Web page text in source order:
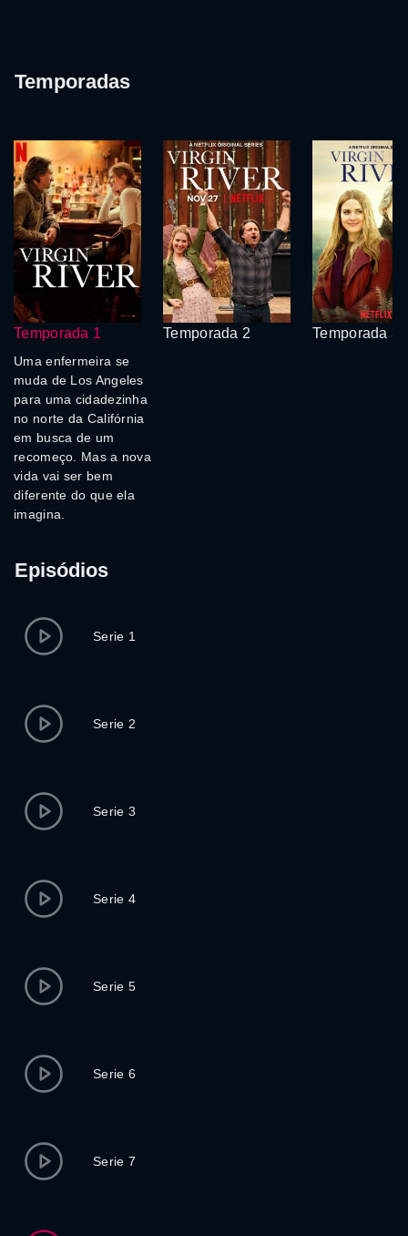
Temporadas
Temporada 1
Uma enfermeira se
muda de Los Angeles
para uma cidadezinha
no norte da Califórnia
em busca de um
recomeço. Mas a nova
vida vai ser bem
diferente do que ela
imagina.
Temporada 2 Temporada 3
Episódios
Serie 1
Serie 2
Serie 3
Serie 4
Serie 5
Serie 6
Serie 7